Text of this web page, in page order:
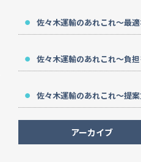
アーカイブ